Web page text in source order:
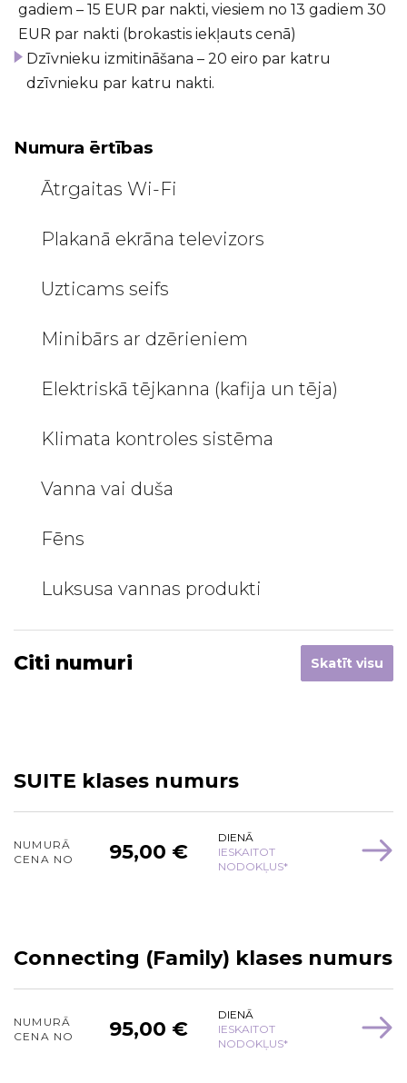
gadiem – 15 EUR par nakti, viesiem no 13 gadiem 30
EUR par nakti (brokastis iekļauts cenā)
Dzīvnieku izmitināšana – 20 eiro par katru
dzīvnieku par katru nakti.
Numura ērtības
Ātrgaitas Wi-Fi
Plakanā ekrāna televizors
Uzticams seifs
Minibārs ar dzērieniem
Elektriskā tējkanna (kafija un tēja)
Klimata kontroles sistēma
Vanna vai duša
Fēns
Luksusa vannas produkti
Citi numuri Skatīt visu
SUITE klases numurs
NUMURĀ
CENA NO
95,00 €
DIENĀ
IESKAITOT
NODOKĻUS*
Connecting (Family) klases numurs
NUMURĀ
CENA NO
95,00 €
DIENĀ
IESKAITOT
NODOKĻUS*